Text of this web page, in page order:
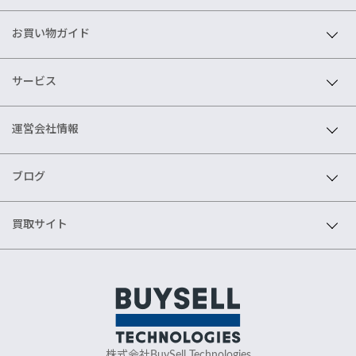
お買い物ガイド
サービス
運営会社情報
ブログ
買取サイト